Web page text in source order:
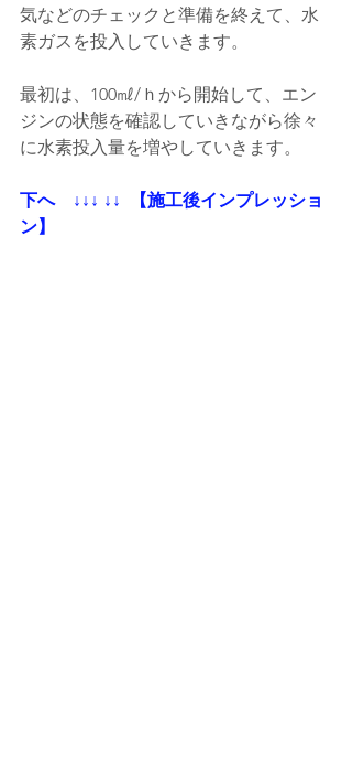
気などのチェックと準備を終えて、水
素ガスを投入していきます。
最初は、100㎖/ｈから開始して、エン
ジンの状態を確認していきながら徐々
に水素投入量を増やしていきます。
下へ    ↓↓↓ ↓↓  【施工後インプレッショ
ン】